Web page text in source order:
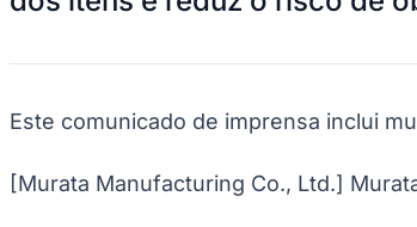
Guia de Empresas
Turismo
Segurança Regional
Parques & Represas
Este comunicado de imprensa inclui
[Murata Manufacturing Co., Ltd.]